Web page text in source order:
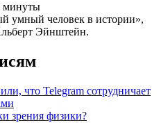
минуты
умный человек в истории»,
Эйнштейн.
что Telegram сотрудничает
зрения физики?